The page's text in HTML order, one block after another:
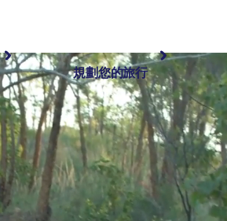
地 內陸和戶外 按地區探索
旅客類型 推薦榜單
規劃您的旅行
訂 實用資訊 規劃工具
搜尋: